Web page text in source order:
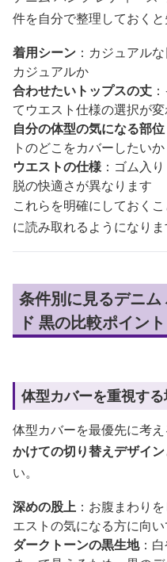
件を自分で整理しておくと
着用シーン ：カジュアル
カジュアルか
合わせたいトップスの丈
てウエスト仕様の選択が
自分の体型の気になる部位
トのどこをカバーしたいか
ウエストの仕様：ゴム入
脱の快適さが異なります
これらを明確にしておく
に読み取れるようになりま
条件別に見るデニ
ド 黒の比較ポイント
体型カバーを重視す
体型カバーを最優先に考え
かけての切り替えデザイン
い。
深めの股上 ：お腹まわり
エストの気になる方に向
ダークトーンの黒生地：